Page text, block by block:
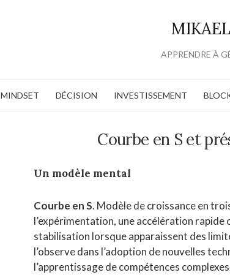
APPRENDRE À
MINDSET DÉCISION INVESTISSEMENT
Courbe en S et
Un modèle mental
Courbe en S. Modèle de croissance en
l’expérimentation, une accélération rapide
stabilisation lorsque apparaissent des
l’observe dans l’adoption de nouvelles
l’apprentissage de compétences